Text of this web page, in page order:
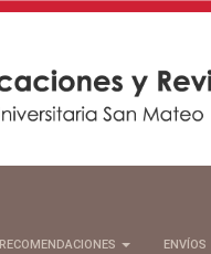
RECOMENDACIONES ENVÍOS